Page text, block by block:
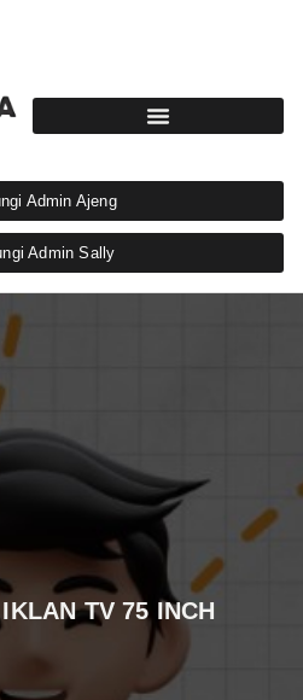
Admin Ajeng
Admin Sally
TV 75 INCH